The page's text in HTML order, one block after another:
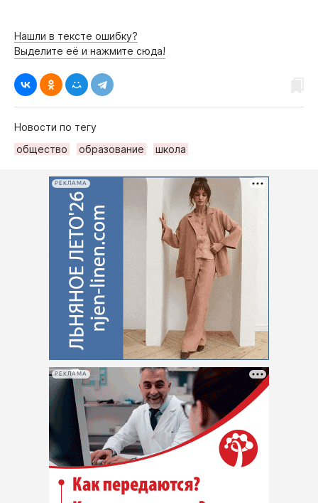
Нашли в тексте ошибку?
Выделите её и нажмите сюда!
Новости по тегу
общество
образование школа
РЕКЛАМА
РЕКЛАМА